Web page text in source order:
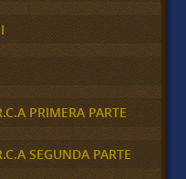
PRIMERA PARTE
SEGUNDA PARTE